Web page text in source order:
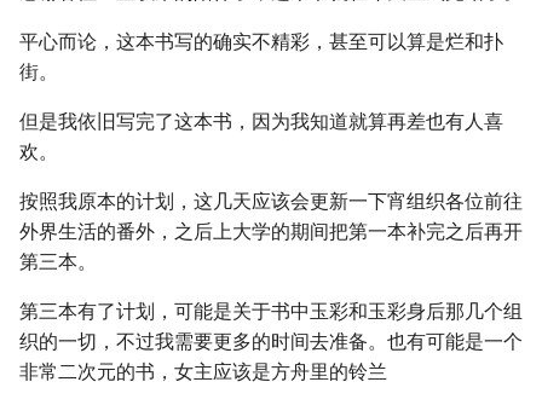
平心而论，这本书写的确实不精彩，甚至可以算是烂和扑
街。
但是我依旧写完了这本书，因为我知道就算再差也有人喜
欢。
按照我原本的计划，这几天应该会更新一下宵组织各位前往
外界生活的番外，之后上大学的期间把第一本补完之后再开
第三本。
第三本有了计划，可能是关于书中玉彩和玉彩身后那几个组
织的一切，不过我需要更多的时间去准备。也有可能是一个
非常二次元的书，女主应该是方舟里的铃兰